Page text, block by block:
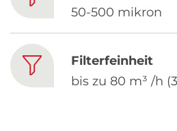
50-500 mikron
Filterfeinheit
bis zu 80 m³ /h